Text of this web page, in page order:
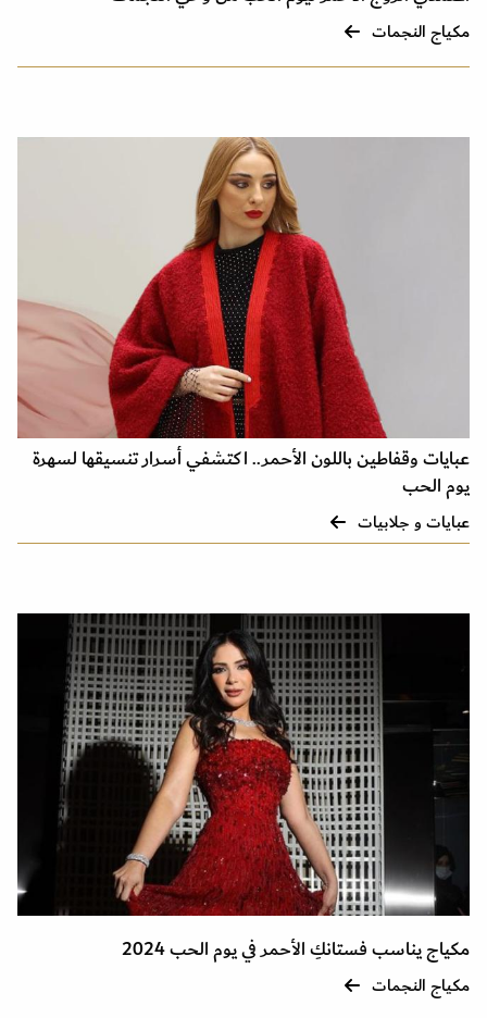
مكياج النجمات
عبايات وقفاطين باللون الأحمر.. اكتشفي أسرار تنسيقها لسهرة
يوم الحب
عبايات و جلابيات
مكياج يناسب فستانكِ الأحمر في يوم الحب 2024
مكياج النجمات